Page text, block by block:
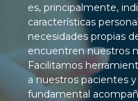
es, principalmente,
características
necesidades propias
encuentren nuestros
Facilitamos
a nuestros pacientes
fundamental